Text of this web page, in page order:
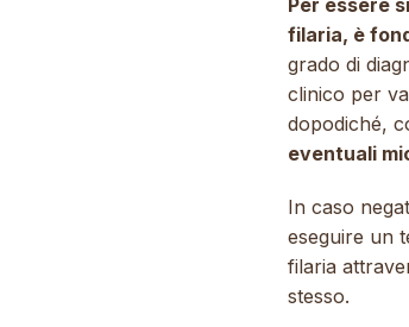
Per essere
filaria, è
grado di
clinico per
dopodiché,
eventuali
In caso
eseguire un
filaria
stesso.